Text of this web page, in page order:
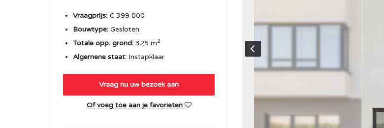
Vraagprijs: € 399 000
Bouwtype: Gesloten
Totale opp. grond: 325 m2
Algemene staat: Instapklaar
Vraag nu uw bezoek aan
Of voeg toe aan je favorieten